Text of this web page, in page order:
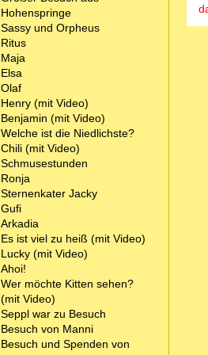
Hohenspringe
Sassy und Orpheus
Ritus
Maja
Elsa
Olaf
Henry (mit Video)
Benjamin (mit Video)
Welche ist die Niedlichste?
Chili (mit Video)
Schmusestunden
Ronja
Sternenkater Jacky
Gufi
Arkadia
Es ist viel zu heiß (mit Video)
Lucky (mit Video)
Ahoi!
Wer möchte Kitten sehen?
(mit Video)
Seppl war zu Besuch
Besuch von Manni
Besuch und Spenden von